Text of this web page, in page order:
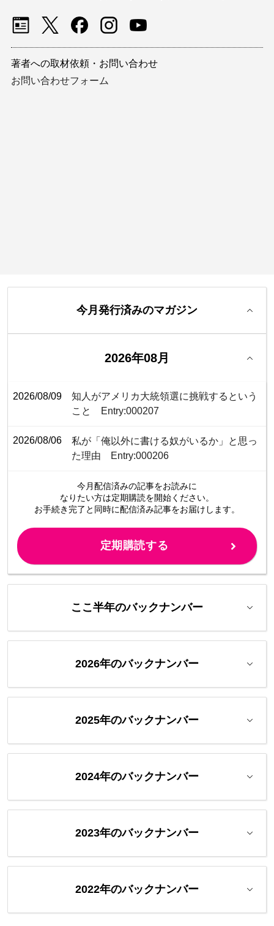
著者への取材依頼・お問い合わせ
お問い合わせフォーム
今月発行済みのマガジン
2026年08月
2026/08/09
知人がアメリカ大統領選に挑戦するという
こと Entry:000207
2026/08/06
私が「俺以外に書ける奴がいるか」と思っ
た理由 Entry:000206
今月配信済みの記事をお読みに
なりたい方は定期購読を開始ください。
お手続き完了と同時に配信済み記事をお届けします。
定期購読する
ここ半年のバックナンバー
2026年のバックナンバー
2025年のバックナンバー
2024年のバックナンバー
2023年のバックナンバー
2022年のバックナンバー